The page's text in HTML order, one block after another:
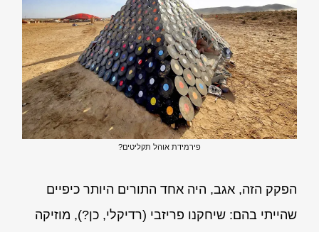
פירמידת אוהל תקליטים?
הפקק הזה, אגב, היה אחד התורים היותר כיפיים
שהייתי בהם: שיחקנו פריזבי (רדיקלי, כן?), מוזיקה